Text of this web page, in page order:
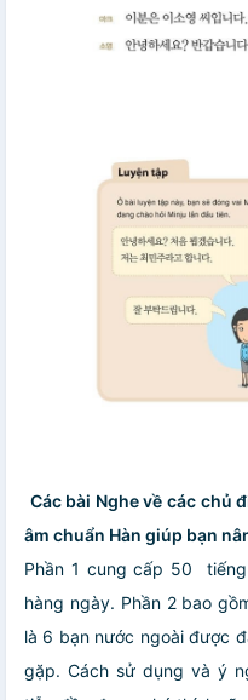
Các bài Nghe về các chủ
âm chuẩn Hàn giúp bạn
Phần 1 cung cấp 50
hàng ngày. Phần 2 bao
là 6 bạn nước ngoài được
gặp. Cách sử dụng và ý